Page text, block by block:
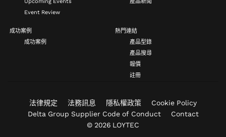
Upcoming Events
Event Review
產品新聞
成功案例
成功案例
熱門連結
產品型錄
產品搜尋
報價
註冊
法律規定 法務訊息 隱私權政策
Cookie Policy
Delta Group Supplier Code of Conduct
Contact
© 2026 LOYTEC